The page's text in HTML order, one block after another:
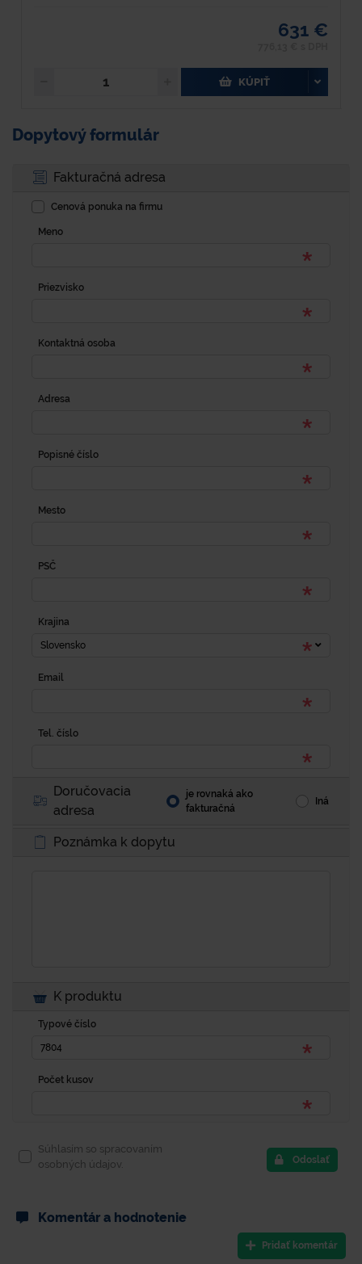
631 €
KÚPIŤ
Dopytový formulár
Fakturačná adresa
Cenová ponuka na firmu
Meno
Priezvisko
Kontaktná osoba
Adresa
Popisné číslo
Mesto
PSČ
Krajina
Slovensko
Email
Tel. číslo
Doručovacia
adresa
je rovnaká ako
fakturačná
Iná
Poznámka k dopytu
K produktu
Typové číslo
Počet kusov
Súhlasím so spracovaním
osobných údajov.
Odoslať
Komentár a hodnotenie
Pridať komentár